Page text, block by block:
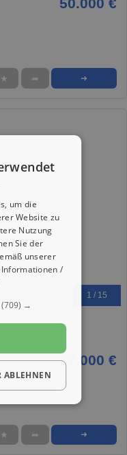
50.000 €
★ ➦ ➜
1 / 15
67.000 €
★ ➦ ➜
um die
Website zu
Nutzung
Sie der
unserer
/
(709) →
ABLEHNEN